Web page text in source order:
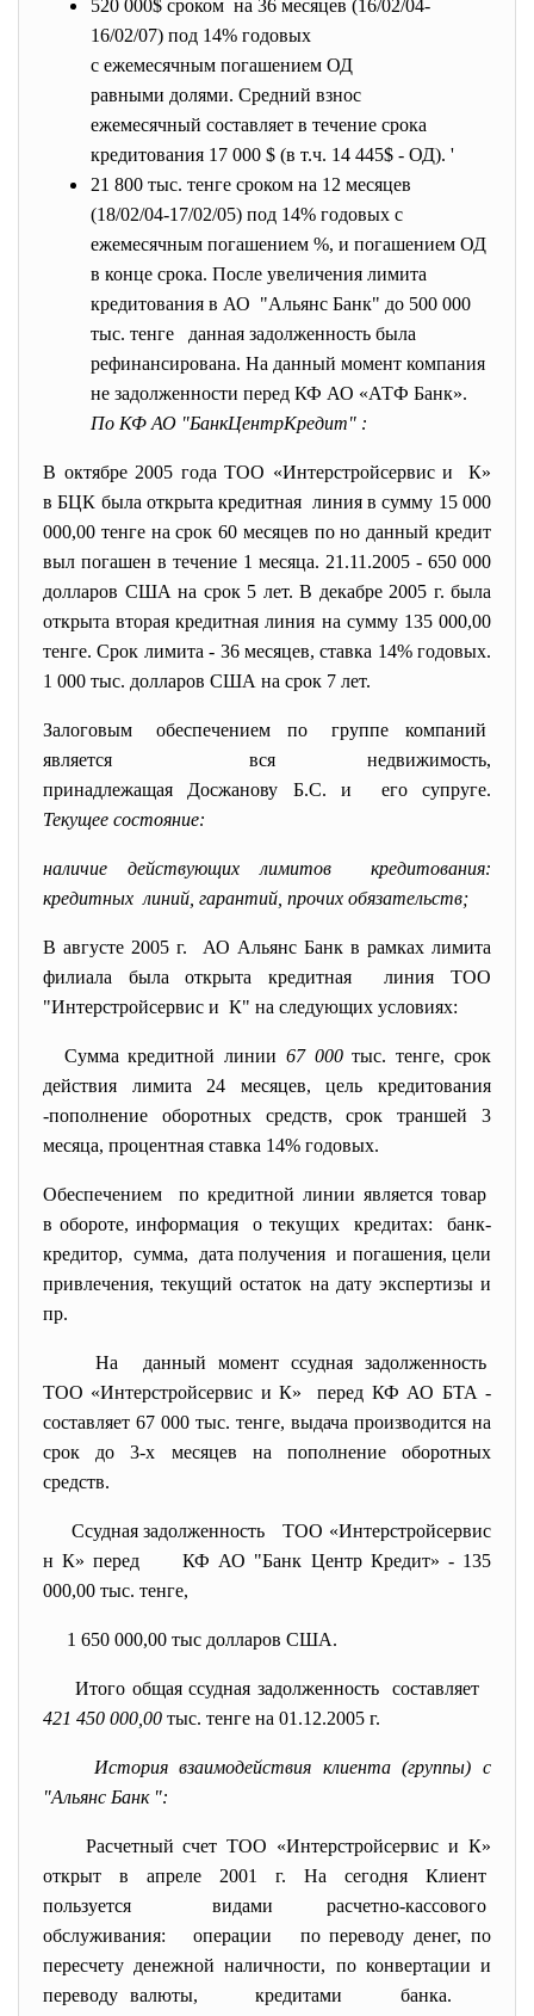
520 000$ сроком на 36 месяцев (16/02/04-
16/02/07) под 14% годовых
с ежемесячным погашением ОД
равными долями. Средний взнос
ежемесячный составляет в течение срока
кредитования 17 000 $ (в т.ч. 14 445$ - ОД). '
21 800 тыс. тенге сроком на 12 месяцев
(18/02/04-17/02/05) под 14% годовых с
ежемесячным погашением %, и погашением ОД
в конце срока. После увеличения лимита
кредитования в АО "Альянс Банк" до 500 000
тыс. тенге данная задолженность была
рефинансирована. На данный момент компания
не задолженности перед КФ АО «АТФ Банк».
По КФ АО "БанкЦентрКредит" :
В октябре 2005 года ТОО «Интерстройсервис и К»
в БЦК была открыта кредитная линия в сумму 15 000
000,00 тенге на срок 60 месяцев по но данный кредит
выл погашен в течение 1 месяца. 21.11.2005 - 650 000
долларов США на срок 5 лет. В декабре 2005 г. была
открыта вторая кредитная линия на сумму 135 000,00
тенге. Срок лимита - 36 месяцев, ставка 14% годовых.
1 000 тыс. долларов США на срок 7 лет.
Залоговым обеспечением по группе компаний
является вся недвижимость,
принадлежащая Досжанову Б.С. и его супруге.
Текущее состояние:
наличие действующих лимитов кредитования:
кредитных линий, гарантий, прочих обязательств;
В августе 2005 г. АО Альянс Банк в рамках лимита
филиала была открыта кредитная линия ТОО
"Интерстройсервис и К" на следующих условиях:
Сумма кредитной линии 67 000тыс. тенге, срок
действия лимита 24 месяцев, цель кредитования
-пополнение оборотных средств, срок траншей 3
месяца, процентная ставка 14% годовых.
Обеспечением по кредитной линии является товар
в обороте, информация о текущих кредитах: банк-
кредитор, сумма, дата получения и погашения, цели
привлечения, текущий остаток на дату экспертизы и
пр.
На данный момент ссудная задолженность
ТОО «Интерстройсервис и К» перед КФ АО БТА -
составляет 67 000 тыс. тенге, выдача производится на
срок до 3-х
месяцев на пополнение оборотных
средств.
Ссудная задолженность ТОО «Интерстройсервис
н К» перед КФ АО "Банк Центр Кредит» - 135
000,00 тыс. тенге,
1 650 000,00 тыс долларов США.
Итого общая ссудная задолженность составляет
421 450 000,00 тыс. тенге на 01.12.2005 г.
История взаимодействия клиента (группы) с
"Альянс Банк ":
Расчетный счет ТОО «Интерстройсервис и К»
открыт в апреле 2001 г. На сегодня
Клиент
пользуется видами расчетно-кассового
обслуживания: операции по переводу денег, по
пересчету денежной наличности, по конвертации и
переводу валюты, кредитами банка.